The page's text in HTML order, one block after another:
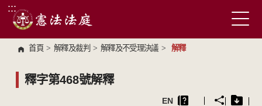
跳到主要內容區塊
:::
首頁 > 解釋及裁判 > 解釋及不受理決議 > 解釋
釋字第468號解釋
EN